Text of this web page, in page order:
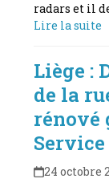
radars et il
Lire la suite
Liège :
de la
rénové
Service
24 octobre